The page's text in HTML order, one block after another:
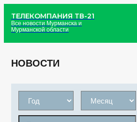
ТЕЛЕКОМПАНИЯ ТВ-21
Все новости Мурманска и
Мурманской области
НОВОСТИ